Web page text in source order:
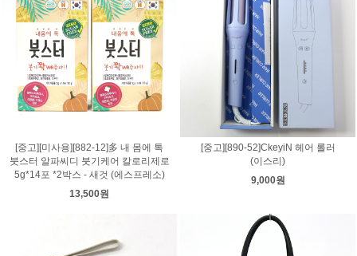
[중고][미사용][882-12]多 내 몸에 톡
붓스터 알파씨디 붓기케어 칼로리제로
5g*14포 *2박스 - 새것 (에스프레소)
13,500원
[중고][890-52]CkeyiN 헤어 롤러
(이스리)
9,000원